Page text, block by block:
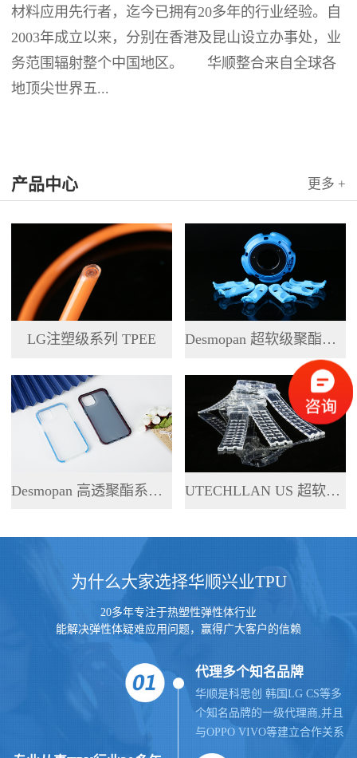
材料应用先行者，迄今已拥有20多年的行业经验。自
2003年成立以来，分别在香港及昆山设立办事处，业
务范围辐射整个中国地区。 华顺整合来自全球各
地顶尖世界五...
产品中心 更多 +
LG注塑级系列 TPEE Desmopan 超软级聚酯系列 TPU
Desmopan 高透聚酯系列 TPU UTECHLLAN US 超软级系列 TPU
为什么大家选择华顺兴业TPU
20多年专注于热塑性弹性体行业
能解决弹性体疑难应用问题，赢得广大客户的信赖
代理多个知名品牌
华顺是科思创 韩国LG CS等多
个知名品牌的一级代理商,并且
与OPPO VIVO等建立合作关系